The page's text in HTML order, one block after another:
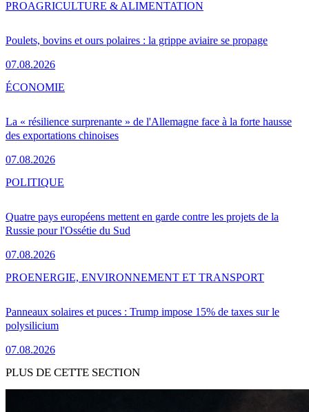
Poulets, bovins et ours polaires : la grippe aviaire se propage
07.08.2026
PROAGRICULTURE & ALIMENTATION
La « résilience surprenante » de l'Allemagne face à la forte hausse
des exportations chinoises
07.08.2026
ÉCONOMIE
Quatre pays européens mettent en garde contre les projets de la
Russie pour l'Ossétie du Sud
07.08.2026
POLITIQUE
Panneaux solaires et puces : Trump impose 15% de taxes sur le
polysilicium
07.08.2026
PROENERGIE, ENVIRONNEMENT ET TRANSPORT
PLUS DE CETTE SECTION